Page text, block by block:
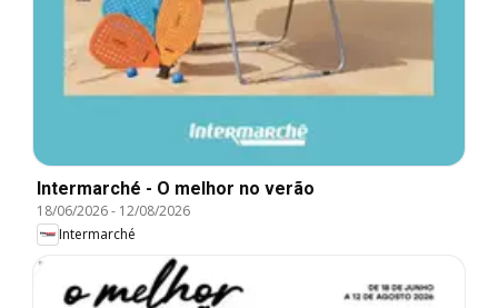
Intermarché - O melhor no verão
18/06/2026- 12/08/2026
Intermarché